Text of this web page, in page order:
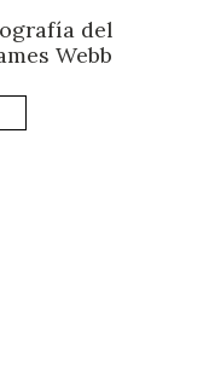
del
Webb